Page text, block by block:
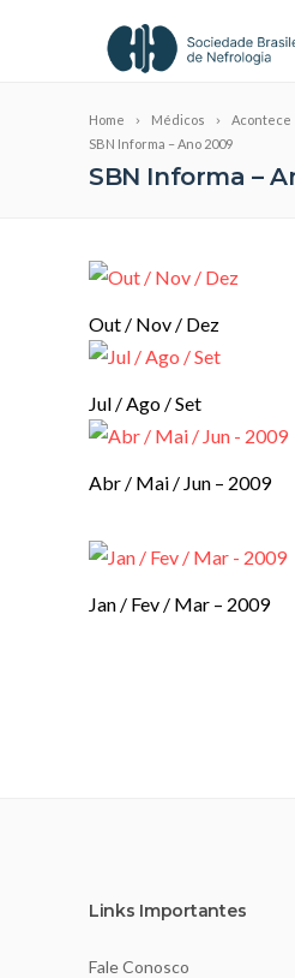
Home Médicos Acontece
SBN Informa – Ano 2009
SBN Informa –
Out / Nov / Dez
Jul / Ago / Set
Abr / Mai / Jun – 2009
Jan / Fev / Mar – 2009
Links Importantes
Fale Conosco